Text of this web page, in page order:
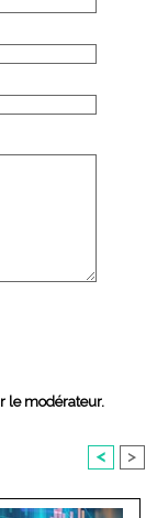
le modérateur.
< >